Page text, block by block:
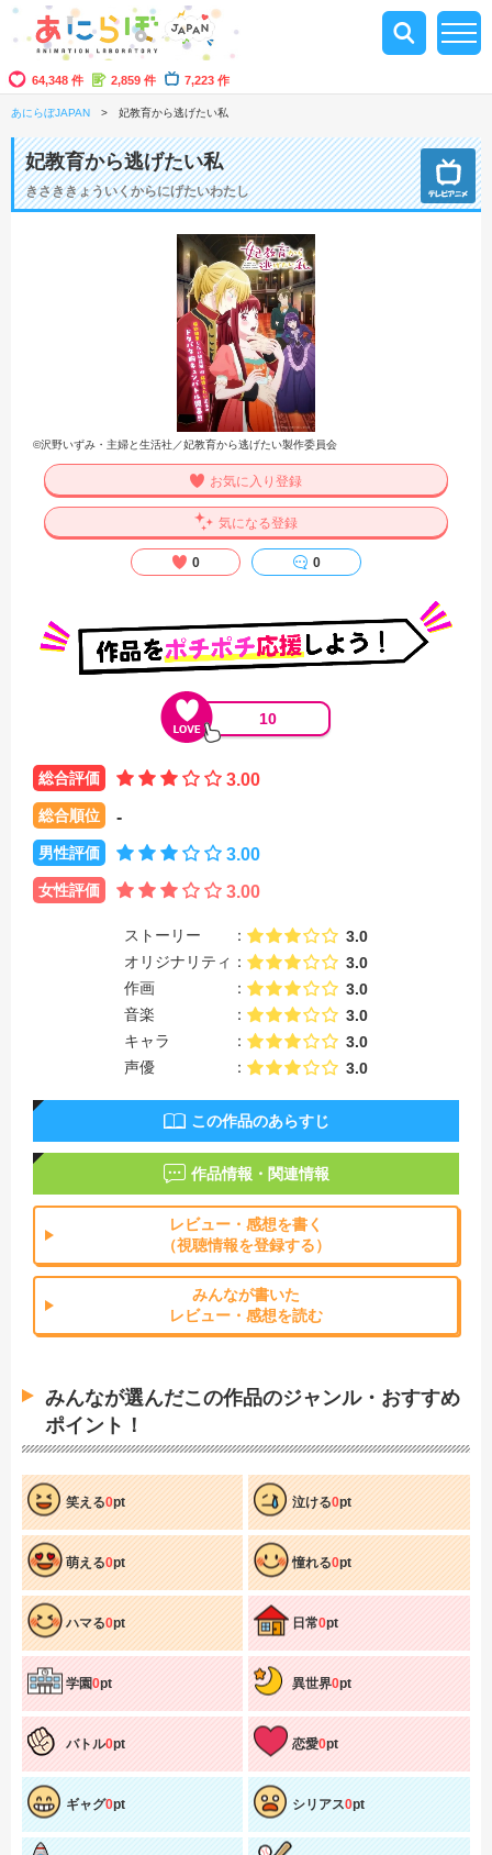
64,348 件 2,859 件 7,223 作
あにらぼJAPAN 妃教育から逃げたい私
妃教育から逃げたい私
きさききょういくからにげたいわたし
©沢野いずみ・主婦と生活社／妃教育から逃げたい製作委員会
お気に入り登録
気になる登録
0 0
10
総合評価 3.00
総合順位 -
男性評価 3.00
女性評価 3.00
ストーリー
3.0
オリジナリティ
3.0
作画
3.0
音楽
3.0
キャラ
3.0
声優
3.0
この作品のあらすじ
作品情報・関連情報
レビュー・感想を書く
（視聴情報を登録する）
みんなが書いた
レビュー・感想を読む
みんなが選んだこの作品のジャンル・おすすめ
ポイント！
笑える0pt 泣ける0pt
萌える0pt 憧れる0pt
ハマる0pt 日常0pt
学園0pt 異世界0pt
バトル0pt 恋愛0pt
ギャグ0pt シリアス0pt